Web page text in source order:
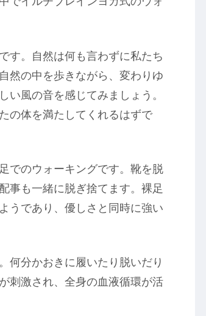
す。自然は何も言わずに私たち
然の中を歩きながら、変わりゆ
い風の音を感じてみましょう。
の体を満たしてくれるはずで
でのウォーキングです。靴を脱
事も一緒に脱ぎ捨てます。裸足
うであり、優しさと同時に強い
何分かおきに履いたり脱いだり
刺激され、全身の血液循環が活